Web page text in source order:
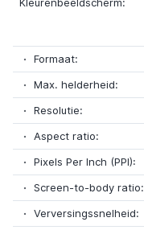
Formaat:
Max. helderheid:
Resolutie:
Aspect ratio:
Pixels Per Inch (PPI):
Screen-to-body ratio:
Verversingssnelheid: